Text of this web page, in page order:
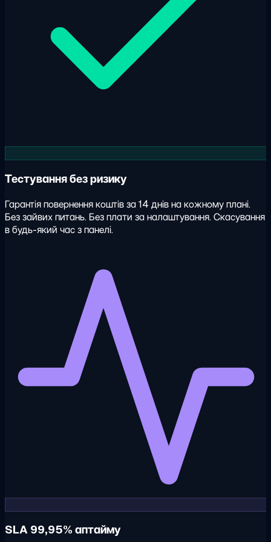
Тестування без ризику
Гарантія повернення коштів за 14 днів на кожному плані.
Без зайвих питань. Без плати за налаштування. Скасування
в будь-який час з панелі.
SLA 99,95% аптайму